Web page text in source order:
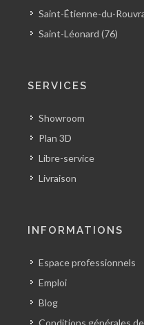
Saint-Étienne-du-
Saint-Léonard (76)
SERVICES
Showroom
Plan 3D
Libre-service
Livraison
INFORMATIONS
Espace professionnels
Emploi
Blog
Conditions générales